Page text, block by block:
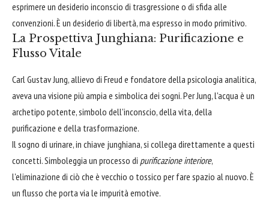
esprimere un desiderio inconscio di trasgressione o di sfida alle
convenzioni. È un desiderio di libertà, ma espresso in modo primitivo.
La Prospettiva Junghiana: Purificazione e
Flusso Vitale
Carl Gustav Jung, allievo di Freud e fondatore della psicologia analitica,
aveva una visione più ampia e simbolica dei sogni. Per Jung, l'acqua è un
archetipo potente, simbolo dell'inconscio, della vita, della
purificazione e della trasformazione.
Il sogno di urinare, in chiave junghiana, si collega direttamente a questi
concetti. Simboleggia un processo di purificazione interiore,
l'eliminazione di ciò che è vecchio o tossico per fare spazio al nuovo. È
un flusso che porta via le impurità emotive.